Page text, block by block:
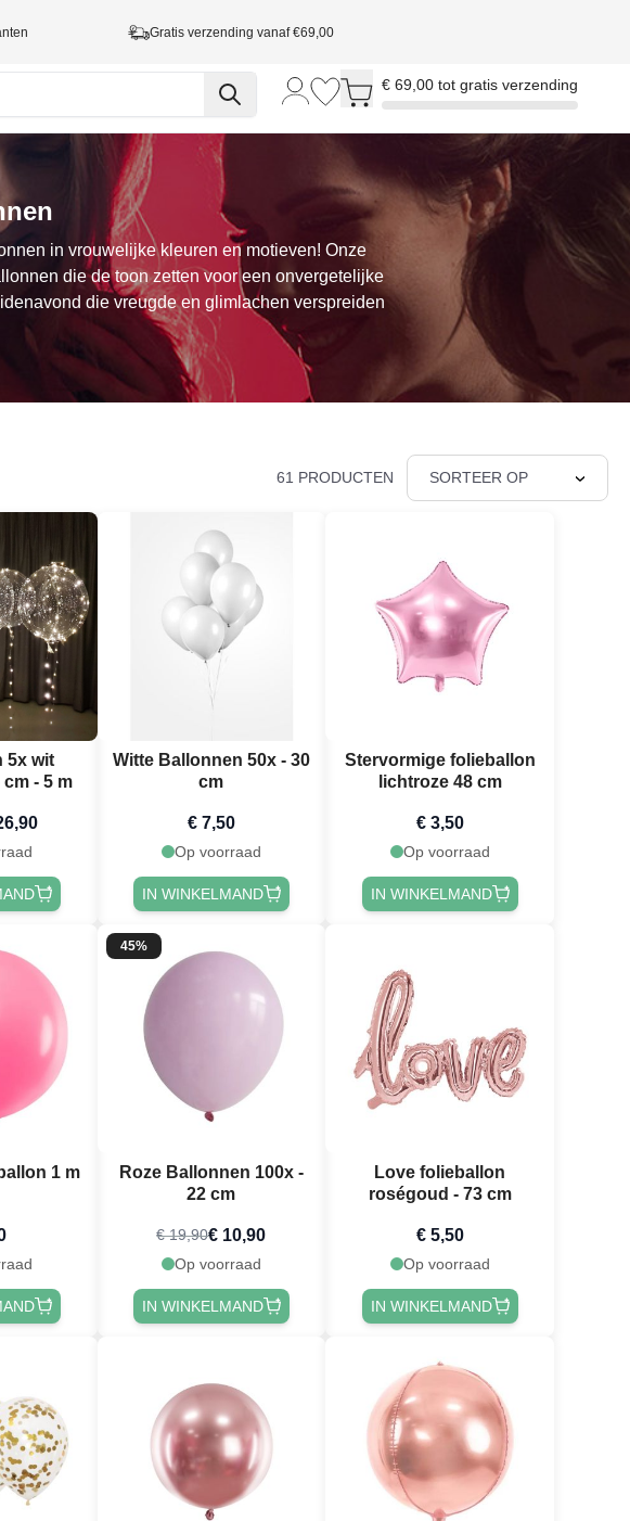
Gratis verzending vanaf €69,00
Toggle minicart, Cart is empty
€ 69,00 tot gratis verzending
in vrouwelijke kleuren en motieven! Onze
die de toon zetten voor een onvergetelijke
die vreugde en glimlachen verspreiden
61 PRODUCTEN SORTEER OP
5x wit
- 5 m
Witte Ballonnen 50x - 30
cm
€ 7,50
Op voorraad
IN WINKELMAND
Stervormige folieballon
lichtroze 48 cm
€ 3,50
Op voorraad
IN WINKELMAND
1 m
45%
Roze Ballonnen 100x -
22 cm
€ 19,90€ 10,90
Op voorraad
IN WINKELMAND
Love folieballon
roségoud - 73 cm
€ 5,50
Op voorraad
IN WINKELMAND